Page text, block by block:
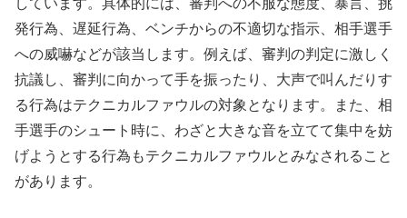
しています。具体的には、審判への不服な態度、暴言、挑
発行為、遅延行為、ベンチからの不適切な指示、相手選手
への威嚇などが該当します。例えば、審判の判定に激しく
抗議し、審判に向かって手を振ったり、大声で叫んだりす
る行為はテクニカルファウルの対象となります。また、相
手選手のシュート時に、わざと大きな音を立てて集中を妨
げようとする行為もテクニカルファウルとみなされること
があります。